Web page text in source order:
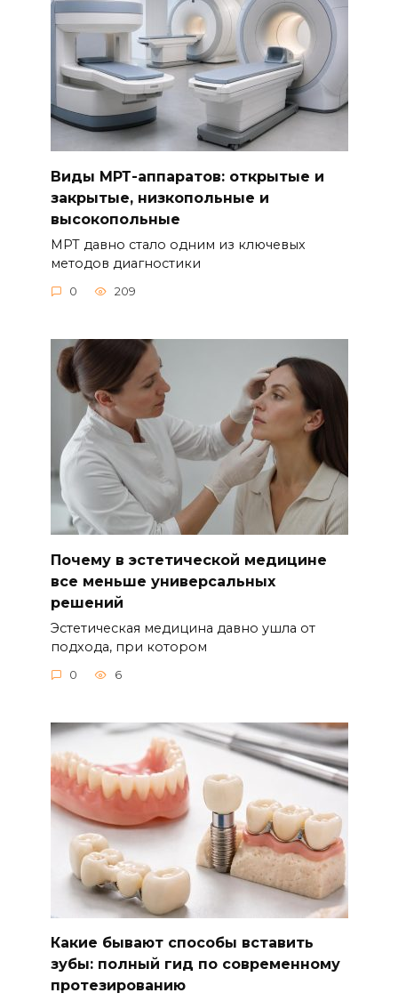
Виды МРТ-аппаратов: открытые и
закрытые, низкопольные и
высокопольные
МРТ давно стало одним из ключевых
методов диагностики
0 209
Почему в эстетической медицине
все меньше универсальных
решений
Эстетическая медицина давно ушла от
подхода, при котором
0 6
Какие бывают способы вставить
зубы: полный гид по современному
протезированию